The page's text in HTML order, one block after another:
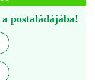
postaládájába!